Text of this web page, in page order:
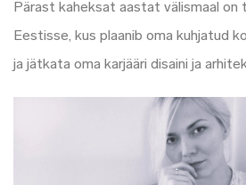
Pärast kaheksat aastat välismaal on
Eestisse, kus plaanib oma kuhjatud
ja jätkata oma karjääri disaini ja